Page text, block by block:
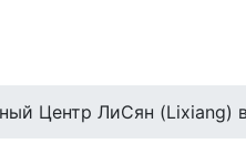
Центр ЛиСян (Lixiang)